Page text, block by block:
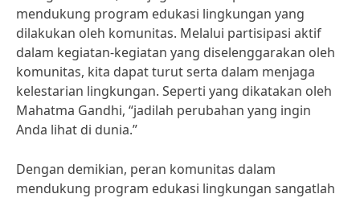
mendukung program edukasi lingkungan yang
dilakukan oleh komunitas. Melalui partisipasi aktif
dalam kegiatan-kegiatan yang diselenggarakan oleh
komunitas, kita dapat turut serta dalam menjaga
kelestarian lingkungan. Seperti yang dikatakan oleh
Mahatma Gandhi, “jadilah perubahan yang ingin
Anda lihat di dunia.”
Dengan demikian, peran komunitas dalam
mendukung program edukasi lingkungan sangatlah